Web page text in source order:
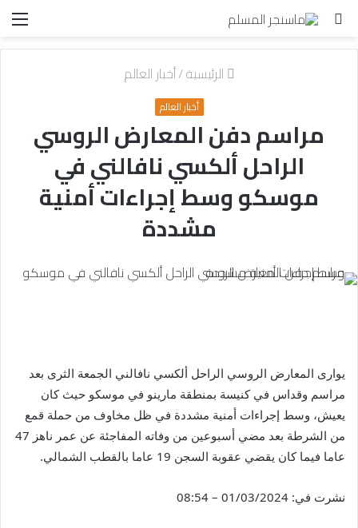
بحث
الرئيسية/أخبار العالم
أخبار العالم
مراسم دفن المعارض الروسي
الراحل ألكسي نافالني في
موسكو وسط إجراءات أمنية
مشددة
يوارى المعارض الروسي الراحل ألكسي نافالني الجمعة الثرى بعد
مراسم وقداس في كنيسة بمنطقة مارينو في موسكو حيث كان
يعيش، وسط إجراءات أمنية مشددة في ظل مخاوف من حملة قمع
من الشرطة بعد مضي أسبوعين من وفاته المفاجئة عن عمر ناهز 47
عاما فيما كان يقضي عقوبة السجن 19 عاما بالقطب الشمالي.
نشرت في: 01/03/2024 – 08:54